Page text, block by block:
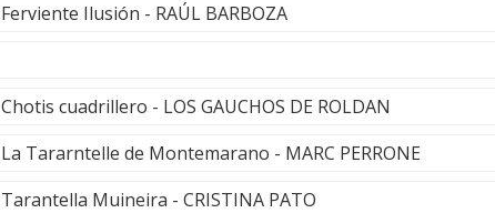
Ferviente Ilusión - RAÚL BARBOZA
Chotis cuadrillero - LOS GAUCHOS DE ROLDAN
La Tararntelle de Montemarano - MARC PERRONE
Tarantella Muineira - CRISTINA PATO